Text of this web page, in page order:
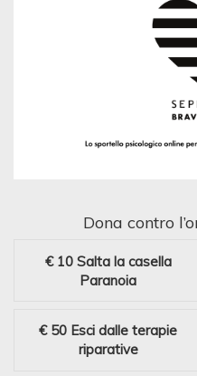
Dona contro
€ 10 Salta la casella
Paranoia
€ 50 Esci dalle terapie
riparative